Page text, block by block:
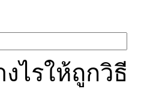
ไรให้ถูกวิธี